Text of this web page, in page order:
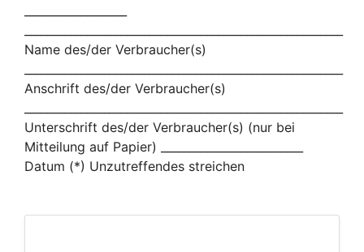
Name des/der Verbraucher(s)
Anschrift des/der Verbraucher(s)
Unterschrift des/der Verbraucher(s) (nur bei
Mitteilung auf Papier) _________________________
Datum (*) Unzutreffendes streichen